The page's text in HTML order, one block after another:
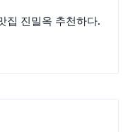
집 진밀옥 추천하다.